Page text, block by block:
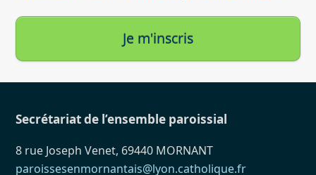
Je m'inscris
Secrétariat de l’ensemble paroissial
8 rue Joseph Venet, 69440 MORNANT
paroissesenmornantais@lyon.catholique.fr